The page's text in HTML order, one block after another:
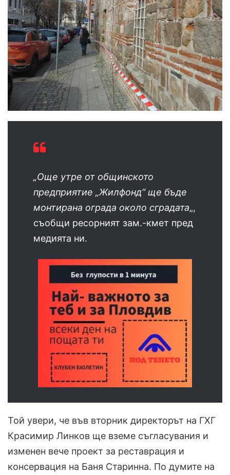
„Още утре от общинското
предприятие „Жилфонд“ ще бъде
монтирана ограда около сградата„,
съобщи ресорният зам.-кмет пред
медията ни.
Той увери, че във вторник директорът на ГХГ
Красимир Линков ще вземе съгласувания и
изменен вече проект за реставрация и
консервация на Баня Старинна. По думите на